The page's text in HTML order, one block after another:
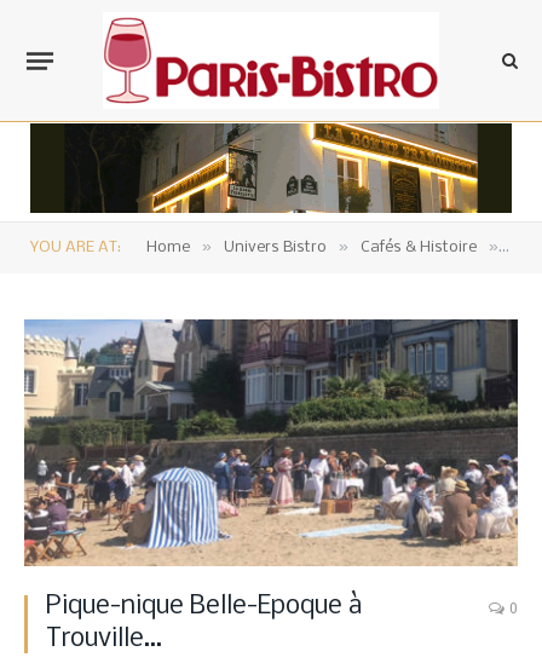
YOU ARE AT: Home » Univers Bistro » Cafés & Histoire »
Pique-nique Belle-Epoque à
Trouville…
0